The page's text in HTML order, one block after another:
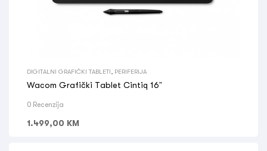
DIGITALNI GRAFIČKI TABLETI PERIFERIJA
Wacom Grafički Tablet Cintiq 16”
0 Recenzija
1.499,00 KM